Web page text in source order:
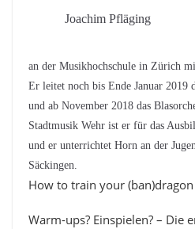
Joachim Pfläging
an der Musikhochschule in Zürich
Er leitet noch bis Ende Januar 2019
und ab November 2018 das
Stadtmusik Wehr ist er für das
und er unterrichtet Horn an der
Säckingen.
How to train your (ban)dragon
Warm-ups? Einspielen? – Die